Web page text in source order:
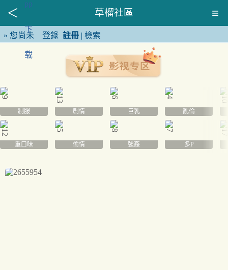
草榴社區
» 您尚未 登錄 註冊 | 檢索
制服
重口味
剧情
偷情
巨乳
強姦
亂倫
多P